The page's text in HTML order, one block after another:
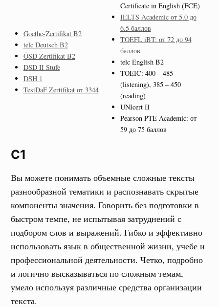
Goethe-Zertifikat B2
telc Deutsch B2
ÖSD Zertifikat B2
DSD II Stufe
DSH 1
TestDaF Zertifikat от 3344
Certificate in English (FCE)
IELTS Academic от 5.0 до
6.5 баллов
TOEFL iBT: от 72 до 94
баллов
telc English B2
TOEIC: 400 – 485
(listening), 385 – 450
(reading)
UNIcert II
Pearson PTE Academic: от
59 до 75 баллов
C1
Вы можете понимать объемные сложные тексты
разнообразной тематики и распознавать скрытые
компоненты значения. Говорить без подготовки в
быстром темпе, не испытывая затруднений с
подбором слов и выражений. Гибко и эффективно
использовать язык в общественной жизни, учебе и
профессиональной деятельности. Четко, подробно
и логично высказываться по сложным темам,
умело используя различные средства организации
текста.